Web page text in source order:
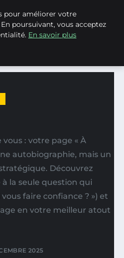
: votre page « À
autobiographie, mais un
Découvrez
la seule question qui
faire confiance ? ») et
en votre meilleur atout
2025
pour améliorer votre
poursuivant, vous acceptez
En savoir plus